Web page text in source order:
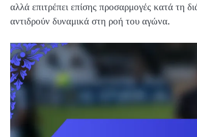
αλλά επιτρέπει επίσης προσαρμογές κατά τη
αντιδρούν δυναμικά στη ροή του αγώνα.